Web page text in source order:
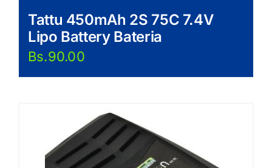
Tattu 450mAh 2S 75C 7.4V
Lipo Battery Bateria
Bs.90.00